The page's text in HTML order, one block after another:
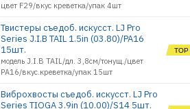
цвет F29/вкус креветка/упак 4шт
Твистеры съедоб. искусст. LJ Pro
Series J.I.B TAIL 1.5in (03.80)/PA16
15шт.
модель J.I.B TAIL/дл. 3,8см/тонущ./цвет
PA16/вкус.креветка/упак 15шт
Виброхвосты съедоб. искусст. LJ Pro
Series TIOGA 3.9in (10.00)/S14 5шт.